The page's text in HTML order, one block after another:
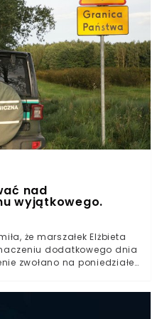
nad
wyjątkowego.
że marszałek Elżbieta
dodatkowego dnia
zwołano na poniedziałek
6 września marszałek
posiedzenie